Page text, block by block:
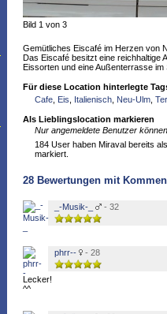
Bild 1 von 3
Gemütliches Eiscafé im Herzen von
Das Eiscafé besitzt eine reichhaltige
Eissorten und eine Außenterrasse im
Für diese Location hinterlegte
Cafe Eis Italienisch Neu-Ulm
Als Lieblingslocation markieren
Nur angemeldete Benutzer
184 User haben Miraval bereits
markiert.
28 Bewertungen mit
_-Musik-_ - 32
phrr-- - 28
Lecker!
^^